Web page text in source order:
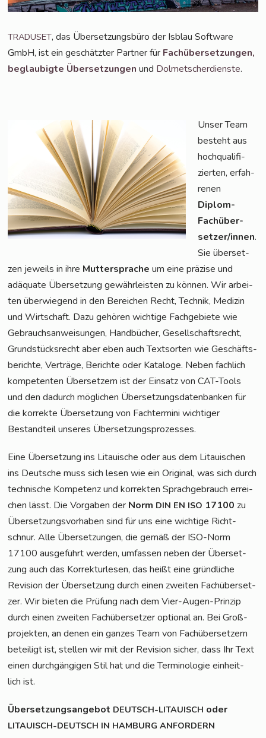
TRADUSET, das Über­set­zungs­bü­ro der Isblau Soft­ware
GmbH, ist ein geschätz­ter Part­ner für Fach­über­set­zun­gen,
beglau­big­te Über­set­zun­gen und Dol­met­scher­diens­te.
Unser Team
besteht aus
hoch­qua­li­fi­
zier­ten, erfah­
re­nen
Diplom-
Fach­über­
set­zer/in­nen.
Sie über­set­
zen jeweils in ihre Mut­ter­spra­che um eine prä­zi­se und
adäqua­te Über­set­zung gewähr­leis­ten zu kön­nen. Wir arbei­
ten über­wie­gend in den Berei­chen Recht, Tech­nik, Medi­zin
und Wirt­schaft. Dazu gehö­ren wich­ti­ge Fach­ge­bie­te wie
Gebrauchs­an­wei­sun­gen, Hand­bü­cher, Gesell­schafts­recht,
Grund­stücks­recht aber eben auch Text­sor­ten wie Geschäfts­
be­rich­te, Ver­trä­ge, Berich­te oder Kata­lo­ge. Neben fach­lich
kom­pe­ten­ten Über­set­zern ist der Ein­satz von CAT-Tools
und den dadurch mög­li­chen Über­set­zungs­da­ten­ban­ken für
die kor­rek­te Über­set­zung von Fach­ter­mi­ni wich­ti­ger
Bestand­teil unse­res Übersetzungsprozesses.
Eine Über­set­zung ins Litaui­sche oder aus dem Litaui­schen
ins Deut­sche muss sich lesen wie ein Ori­gi­nal, was sich durch
tech­ni­sche Kom­pe­tenz und kor­rek­ten Sprach­ge­brauch errei­
chen lässt. Die Vor­ga­ben der Norm DIN EN ISO 17100 zu
Über­set­zungs­vor­ha­ben sind für uns eine wich­ti­ge Richt­
schnur. Alle Über­set­zun­gen, die gemäß der ISO-Norm
17100 aus­ge­führt wer­den, umfas­sen neben der Über­set­
zung auch das Kor­rek­tur­le­sen, das heißt eine gründ­li­che
Revi­si­on der Über­set­zung durch einen zwei­ten Fach­über­set­
zer. Wir bie­ten die Prü­fung nach dem Vier-Augen-Prin­zip
durch einen zwei­ten Fach­über­set­zer optio­nal an. Bei Groß­
pro­jek­ten, an denen ein gan­zes Team von Fach­über­set­zern
betei­ligt ist, stel­len wir mit der Revi­si­on sicher, dass Ihr Text
einen durch­gän­gi­gen Stil hat und die Ter­mi­no­lo­gie ein­heit­
lich ist.
Über­set­zungs­an­ge­bot DEUTSCH-LITAUISCH oder
LITAUISCH-DEUTSCH IN HAMBURG ANFORDERN